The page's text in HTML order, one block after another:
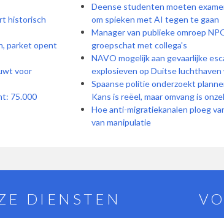
historisch
parket opent
voor
75.000
Deense studenten moeten
om spieken met AI tegen te gaan
Manager van publieke omroep
groepschat met collega's
NAVO mogelijk aan gevaarlijke
explosieven op Duitse
Spaanse politie onderzoekt
Kans is reëel, maar omvang is
Hoe anti-migratiekanalen ploeg
van manipulatie
DIENSTEN